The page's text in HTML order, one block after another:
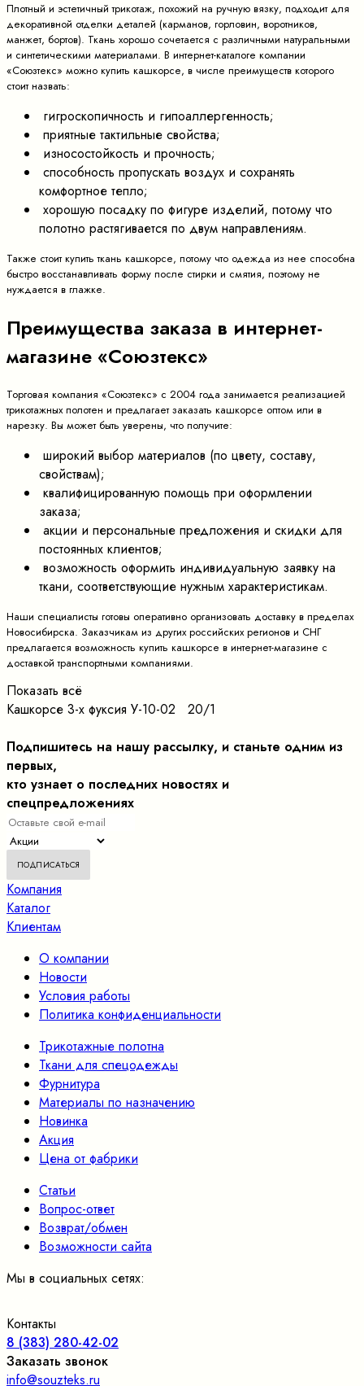
Плотный и эстетичный трикотаж, похожий на ручную вязку, подходит для
декоративной отделки деталей (карманов, горловин, воротников,
манжет, бортов). Ткань хорошо сочетается с различными натуральными
и синтетическими материалами. В интернет-каталоге компании
«Союзтекс» можно купить кашкорсе, в числе преимуществ которого
стоит назвать:
гигроскопичность и гипоаллергенность;
приятные тактильные свойства;
износостойкость и прочность;
способность пропускать воздух и сохранять
комфортное тепло;
хорошую посадку по фигуре изделий, потому что
полотно растягивается по двум направлениям.
Также стоит купить ткань кашкорсе, потому что одежда из нее способна
быстро восстанавливать форму после стирки и смятия, поэтому не
нуждается в глажке.
Преимущества заказа в интернет-
магазине «Союзтекс»
Торговая компания «Союзтекс» с 2004 года занимается реализацией
трикотажных полотен и предлагает заказать кашкорсе оптом или в
нарезку. Вы может быть уверены, что получите:
широкий выбор материалов (по цвету, составу,
свойствам);
квалифицированную помощь при оформлении
заказа;
акции и персональные предложения и скидки для
постоянных клиентов;
возможность оформить индивидуальную заявку на
ткани, соответствующие нужным характеристикам.
Наши специалисты готовы оперативно организовать доставку в пределах
Новосибирска. Заказчикам из других российских регионов и СНГ
предлагается возможность купить кашкорсе в интернет-магазине с
доставкой транспортными компаниями.
Показать всё
Кашкорсе 3-х фуксия У-10-02 20/1
Подпишитесь на нашу рассылку, и станьте одним из
первых,
кто узнает о последних новостях и
спецпредложениях
Компания
Каталог
Клиентам
О компании
Новости
Условия работы
Политика конфиденциальности
Трикотажные полотна
Ткани для спецодежды
Фурнитура
Материалы по назначению
Новинка
Акция
Цена от фабрики
Статьи
Вопрос-ответ
Возврат/обмен
Возможности сайта
Мы в социальных сетях:
Контакты
8 (383) 280-42-02
Заказать звонок
info@souzteks.ru